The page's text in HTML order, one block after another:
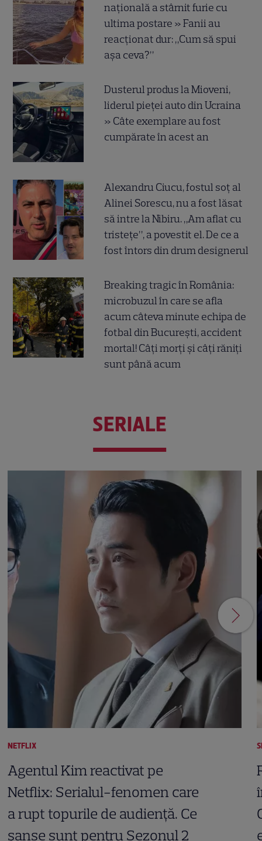
națională a stârnit furie cu
ultima postare » Fanii au
reacționat dur: „Cum să spui
așa ceva?”
Dusterul produs la Mioveni,
liderul pieței auto din Ucraina
» Câte exemplare au fost
cumpărate în acest an
Alexandru Ciucu, fostul soț al
Alinei Sorescu, nu a fost lăsat
să intre la Nibiru. „Am aflat cu
tristețe”, a povestit el. De ce a
fost întors din drum designerul
Breaking tragic în România:
microbuzul în care se afla
acum câteva minute echipa de
fotbal din București, accident
mortal! Câți morți și câți răniți
sunt până acum
SERIALE
NETFLIX
Agentul Kim reactivat pe
Netflix: Serialul-fenomen care
a rupt topurile de audiență. Ce
șanse sunt pentru Sezonul 2